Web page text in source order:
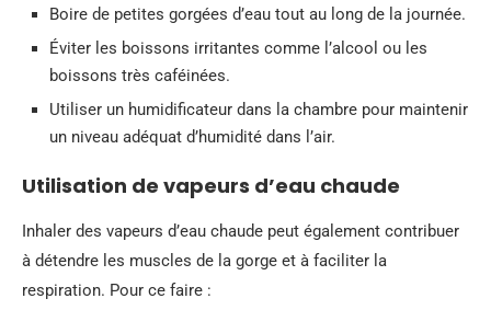
Boire de petites gorgées d’eau tout au long de la journée.
Éviter les boissons irritantes comme l’alcool ou les
boissons très caféinées.
Utiliser un humidificateur dans la chambre pour maintenir
un niveau adéquat d’humidité dans l’air.
Utilisation de vapeurs d’eau chaude
Inhaler des vapeurs d’eau chaude peut également contribuer
à détendre les muscles de la gorge et à faciliter la
respiration. Pour ce faire :